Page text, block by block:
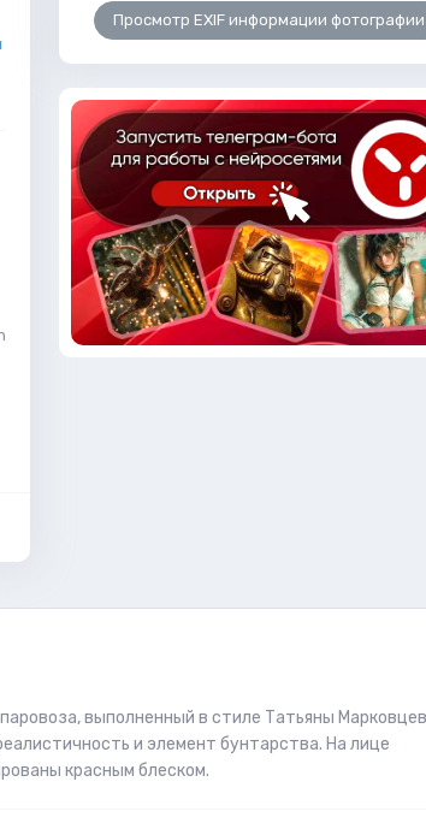
Просмотр EXIF информации фотографии
выполненный в стиле Татьяны
и элемент бунтарства. На лице
красным блеском.